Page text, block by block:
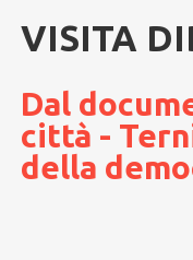
VISITA
Dal
città -
della